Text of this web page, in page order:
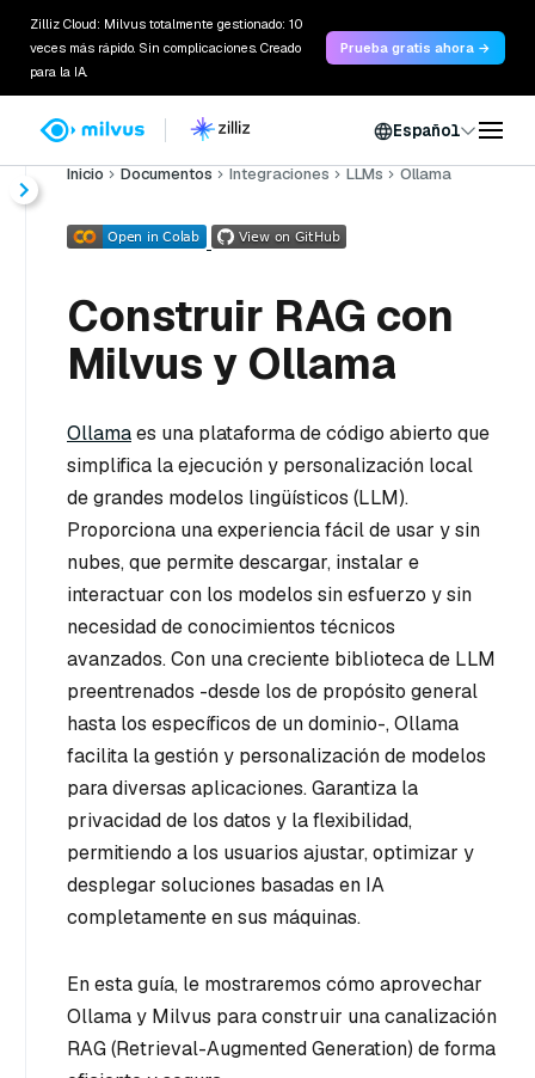
Zilliz Cloud: Milvus totalmente gestionado: 10
veces más rápido. Sin complicaciones. Creado
para la IA.
Prueba gratis ahora →
Español
Inicio Documentos Integraciones LLMs Ollama
Construir RAG con
Milvus y Ollama
Ollamaes una plataforma de código abierto que
simplifica la ejecución y personalización local
de grandes modelos lingüísticos (LLM).
Proporciona una experiencia fácil de usar y sin
nubes, que permite descargar, instalar e
interactuar con los modelos sin esfuerzo y sin
necesidad de conocimientos técnicos
avanzados. Con una creciente biblioteca de LLM
preentrenados -desde los de propósito general
hasta los específicos de un dominio-, Ollama
facilita la gestión y personalización de modelos
para diversas aplicaciones. Garantiza la
privacidad de los datos y la flexibilidad,
permitiendo a los usuarios ajustar, optimizar y
desplegar soluciones basadas en IA
completamente en sus máquinas.
En esta guía, le mostraremos cómo aprovechar
Ollama y Milvus para construir una canalización
RAG (Retrieval-Augmented Generation) de forma